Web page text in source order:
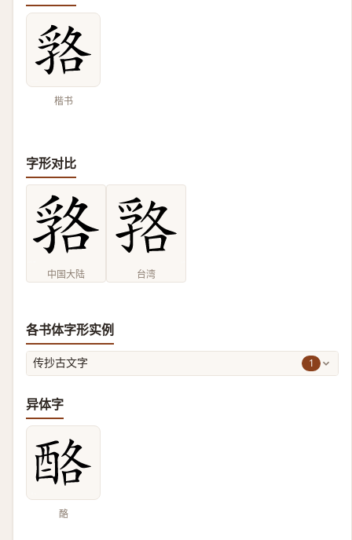
楷书
字形对比
中国大陆 台湾
各书体字形实例
传抄古文字 1
异体字
酪